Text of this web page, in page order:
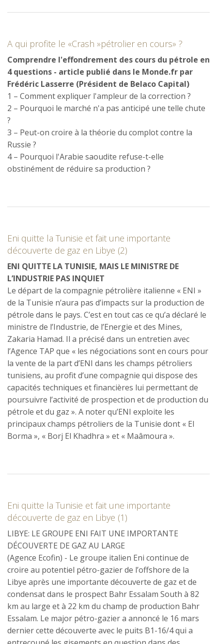
A qui profite le «Crash »pétrolier en cours» ?
Comprendre l'effondrement des cours du pétrole en
4 questions - article publié dans le Monde.fr par
Frédéric Lasserre (Président de Belaco Capital)
1 – Comment expliquer l'ampleur de la correction ?
2 – Pourquoi le marché n'a pas anticipé une telle chute
?
3 – Peut-on croire à la théorie du complot contre la
Russie ?
4 – Pourquoi l'Arabie saoudite refuse-t-elle
obstinément de réduire sa production ?
Eni quitte la Tunisie et fait une importante
découverte de gaz en Libye (2)
ENI QUITTE LA TUNISIE, MAIS LE MINISTRE DE
L’INDUSTRIE PAS INQUIET
Le départ de la compagnie pétrolière italienne « ENI »
de la Tunisie n’aura pas d’impacts sur la production de
pétrole dans le pays. C’est en tout cas ce qu’a déclaré le
ministre de l’Industrie, de l’Energie et des Mines,
Zakaria Hamad. Il a précisé dans un entretien avec
l’Agence TAP que « les négociations sont en cours pour
la vente de la part d’ENI dans les champs pétroliers
tunisiens, au profit d’une compagnie qui dispose des
capacités techniques et financières lui permettant de
poursuivre l’activité de prospection et de production du
pétrole et du gaz ». A noter qu’ENI exploite les
principaux champs pétroliers de la Tunisie dont « El
Borma », « Borj El Khadhra » et « Maâmoura ».
Eni quitte la Tunisie et fait une importante
découverte de gaz en Libye (1)
LIBYE: LE GROUPE ENI FAIT UNE IMPORTANTE
DÉCOUVERTE DE GAZ AU LARGE
(Agence Ecofin) - Le groupe italien Eni continue de
croire au potentiel pétro-gazier de l’offshore de la
Libye après une importante découverte de gaz et de
condensat dans le prospect Bahr Essalam South à 82
km au large et à 22 km du champ de production Bahr
Essalam. Le major pétro-gazier a annoncé le 16 mars
dernier cette découverte avec le puits B1-16/4 qui a